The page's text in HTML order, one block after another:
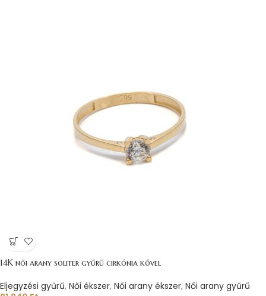
14K női arany soliter gyűrű cirkónia kővel
Eljegyzési gyűrű, Női ékszer, Női arany ékszer, Női arany gyűrű